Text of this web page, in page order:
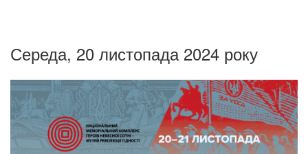
Середа, 20 листопада 2024 року